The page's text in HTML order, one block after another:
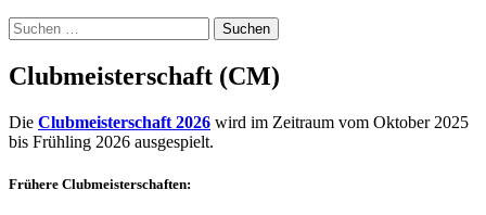
Suchen
nach:
Clubmeisterschaft (CM)
Die Clubmeisterschaft 2026 wird im Zeitraum vom Oktober 2025
bis Frühling 2026 ausgespielt.
Frühere Clubmeisterschaften: